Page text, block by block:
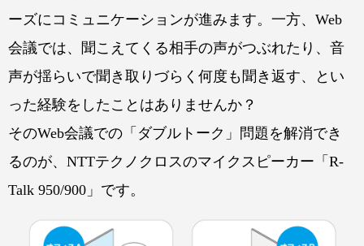
ーズにコミュニケーションが進みます。一方、Web
会議では、聞こえてくる相手の声がつぶれたり、音
声が揺らいで聞き取りづらく何度も聞き返す、とい
った経験をしたことはありませんか？
そのWeb会議での「ダブルトーク」問題を解消でき
るのが、NTTテクノクロスのマイクスピーカー「R-
Talk 950/900」です。